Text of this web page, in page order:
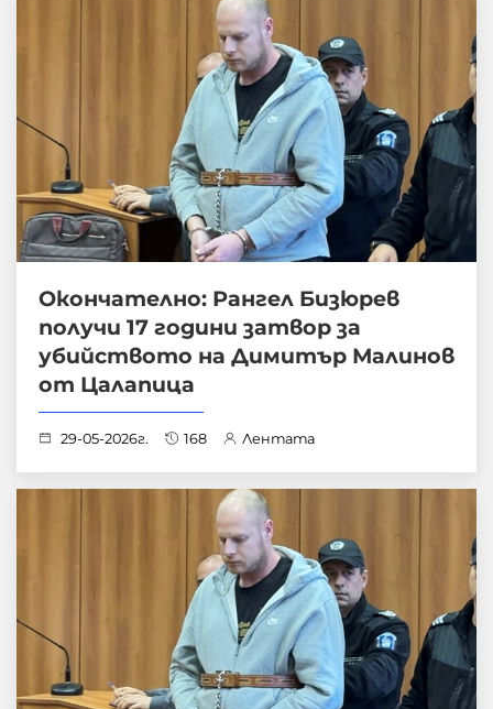
Окончателно: Рангел Бизюрев
получи 17 години затвор за
убийството на Димитър Малинов
от Цалапица
29-05-2026г. 168 Лентата